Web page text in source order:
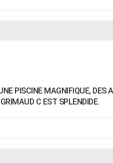
PISCINE MAGNIFIQUE, DES
C EST SPLENDIDE.